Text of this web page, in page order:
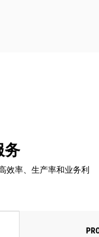
程冷却系统，降低
务
效率、生产率和业务利